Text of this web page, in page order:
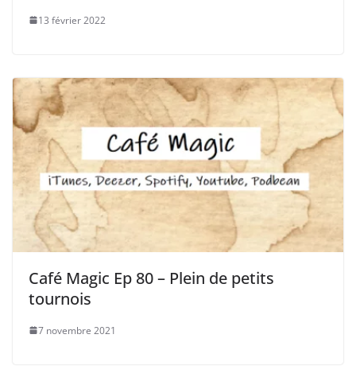
13 février 2022
Café Magic Ep 80 – Plein de petits
tournois
7 novembre 2021